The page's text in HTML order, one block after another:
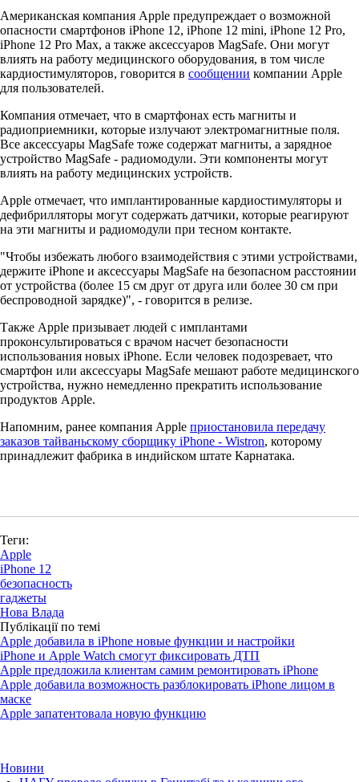
Американская компания Apple предупреждает о возможной
опасности смартфонов iPhone 12, iPhone 12 mini, iPhone 12 Pro,
iPhone 12 Pro Max, а также аксессуаров MagSafe. Они могут
влиять на работу медицинского оборудования, в том числе
кардиостимуляторов, говорится в сообщении компании Apple
для пользователей.
Компания отмечает, что в смартфонах есть магниты и
радиоприемники, которые излучают электромагнитные поля.
Все аксессуары MagSafe тоже содержат магниты, а зарядное
устройство MagSafe - радиомодули. Эти компоненты могут
влиять на работу медицинских устройств.
Apple отмечает, что имплантированные кардиостимуляторы и
дефибрилляторы могут содержать датчики, которые реагируют
на эти магниты и радиомодули при тесном контакте.
"Чтобы избежать любого взаимодействия с этими устройствами,
держите iPhone и аксессуары MagSafe на безопасном расстоянии
от устройства (более 15 см друг от друга или более 30 см при
беспроводной зарядке)", - говорится в релизе.
Также Apple призывает людей с имплантами
проконсультироваться с врачом насчет безопасности
использования новых iPhone. Если человек подозревает, что
смартфон или аксессуары MagSafe мешают работе медицинского
устройства, нужно немедленно прекратить использование
продуктов Apple.
Напомним, ранее компания Apple приостановила передачу
заказов тайваньскому сборщику iPhone - Wistron, которому
принадлежит фабрика в индийском штате Карнатака.
Теги:
Apple
iPhone 12
безопасность
гаджеты
Нова Влада
Публікації по темі
Apple добавила в iPhone новые функции и настройки
iPhone и Apple Watch смогут фиксировать ДТП
Apple предложила клиентам самим ремонтировать iPhone
Apple добавила возможность разблокировать iPhone лицом в
маске
Apple запатентовала новую функцию
Новини